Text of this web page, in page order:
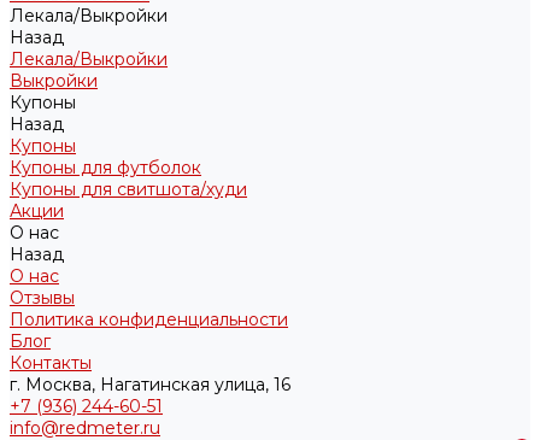
Лекала/Выкройки
Назад
Лекала/Выкройки
Выкройки
Купоны
Назад
Купоны
Купоны для футболок
Купоны для свитшота/худи
Акции
О нас
Назад
О нас
Отзывы
Политика конфиденциальности
Блог
Контакты
г. Москва, Нагатинская улица, 16
+7 (936) 244-60-51
info@redmeter.ru